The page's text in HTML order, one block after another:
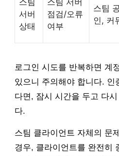
서버
상태
점검/오류
여부
스팀
인, 커
로그인 시도를 반복하면 계
있으니 주의해야 합니다. 인
다면, 잠시 시간을 두고 다
다.
스팀 클라이언트 자체의 문
경우, 클라이언트를 완전히